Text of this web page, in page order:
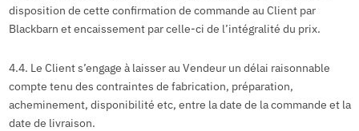
disposition de cette confirmation de commande au Client par
Blackbarn et encaissement par celle-ci de l’intégralité du prix.
4.4. Le Client s’engage à laisser au Vendeur un délai raisonnable
compte tenu des contraintes de fabrication, préparation,
acheminement, disponibilité etc, entre la date de la commande et la
date de livraison.